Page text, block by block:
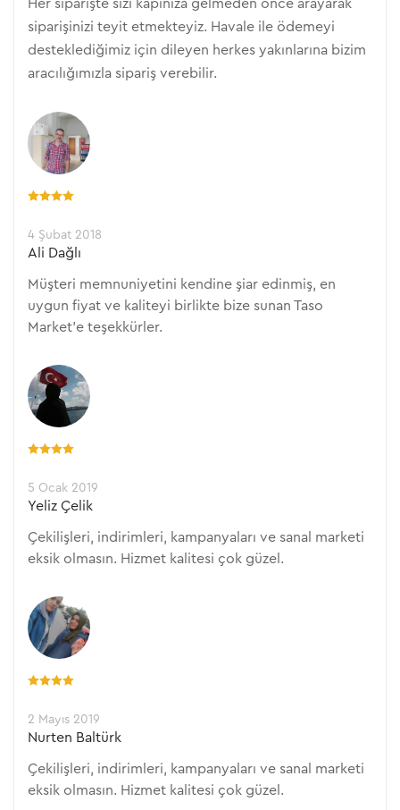
Her siparişte sizi kapınıza gelmeden önce arayarak
siparişinizi teyit etmekteyiz. Havale ile ödemeyi
desteklediğimiz için dileyen herkes yakınlarına bizim
aracılığımızla sipariş verebilir.
4 Şubat 2018
Ali Dağlı
Müşteri memnuniyetini kendine şiar edinmiş, en
uygun fiyat ve kaliteyi birlikte bize sunan Taso
Market'e teşekkürler.
5 Ocak 2019
Yeliz Çelik
Çekilişleri, indirimleri, kampanyaları ve sanal marketi
eksik olmasın. Hizmet kalitesi çok güzel.
2 Mayıs 2019
Nurten Baltürk
Çekilişleri, indirimleri, kampanyaları ve sanal marketi
eksik olmasın. Hizmet kalitesi çok güzel.